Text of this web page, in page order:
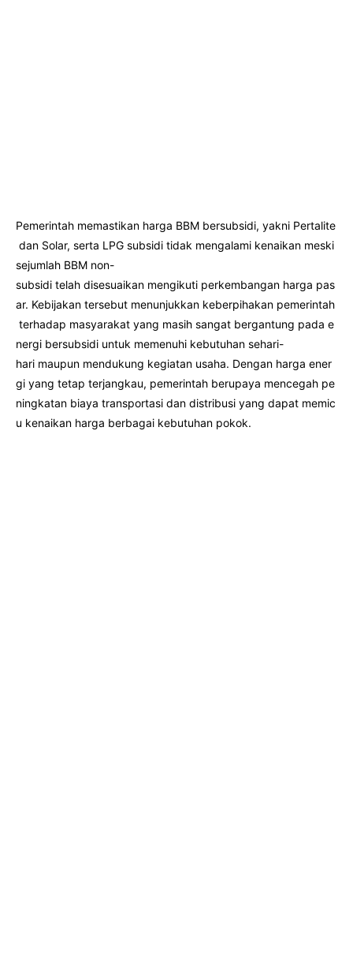
Pemerintah memastikan harga BBM bersubsidi, yakni Pertalite
dan Solar, serta LPG subsidi tidak mengalami kenaikan meski
sejumlah BBM non-
subsidi telah disesuaikan mengikuti perkembangan harga pas
ar. Kebijakan tersebut menunjukkan keberpihakan pemerintah
terhadap masyarakat yang masih sangat bergantung pada e
nergi bersubsidi untuk memenuhi kebutuhan sehari-
hari maupun mendukung kegiatan usaha. Dengan harga ener
gi yang tetap terjangkau, pemerintah berupaya mencegah pe
ningkatan biaya transportasi dan distribusi yang dapat memic
u kenaikan harga berbagai kebutuhan pokok.